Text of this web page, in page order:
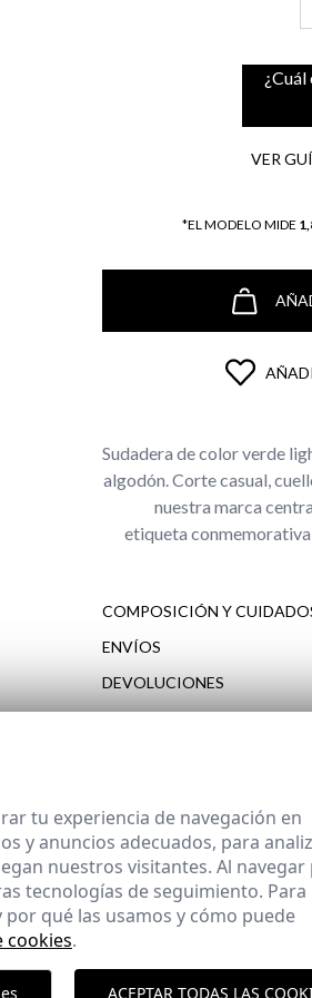
¿Cuál
VER
*EL MODELO MIDE
Sudadera de color verde
algodón. Corte casual,
nuestra marca
etiqueta
COMPOSICIÓN Y
ENVÍOS
DEVOLUCIONES
LOOK
tu experiencia de navegación en
y anuncios adecuados, para
nuestros visitantes. Al navegar
tecnologías de seguimiento. Para
qué las usamos y cómo puede
cookies.
ACEPTAR TODAS LAS